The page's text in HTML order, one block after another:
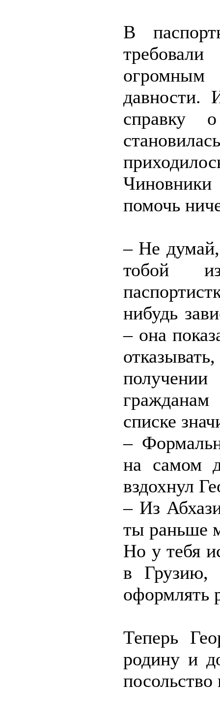
В
давности.
справку
помочь
– Не
тобой
нибудь
– она
списке
–
на самом
вздохнул
– Из
ты раньше
Но у тебя
в Грузию,
оформлять
Теперь
родину и